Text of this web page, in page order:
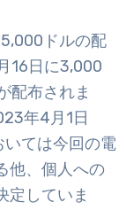
ドルの配
16日に3,000
配布されま
年4月1日
ては今回の電
他、個人への
定していま